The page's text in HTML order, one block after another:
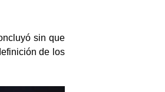
sin que
de los